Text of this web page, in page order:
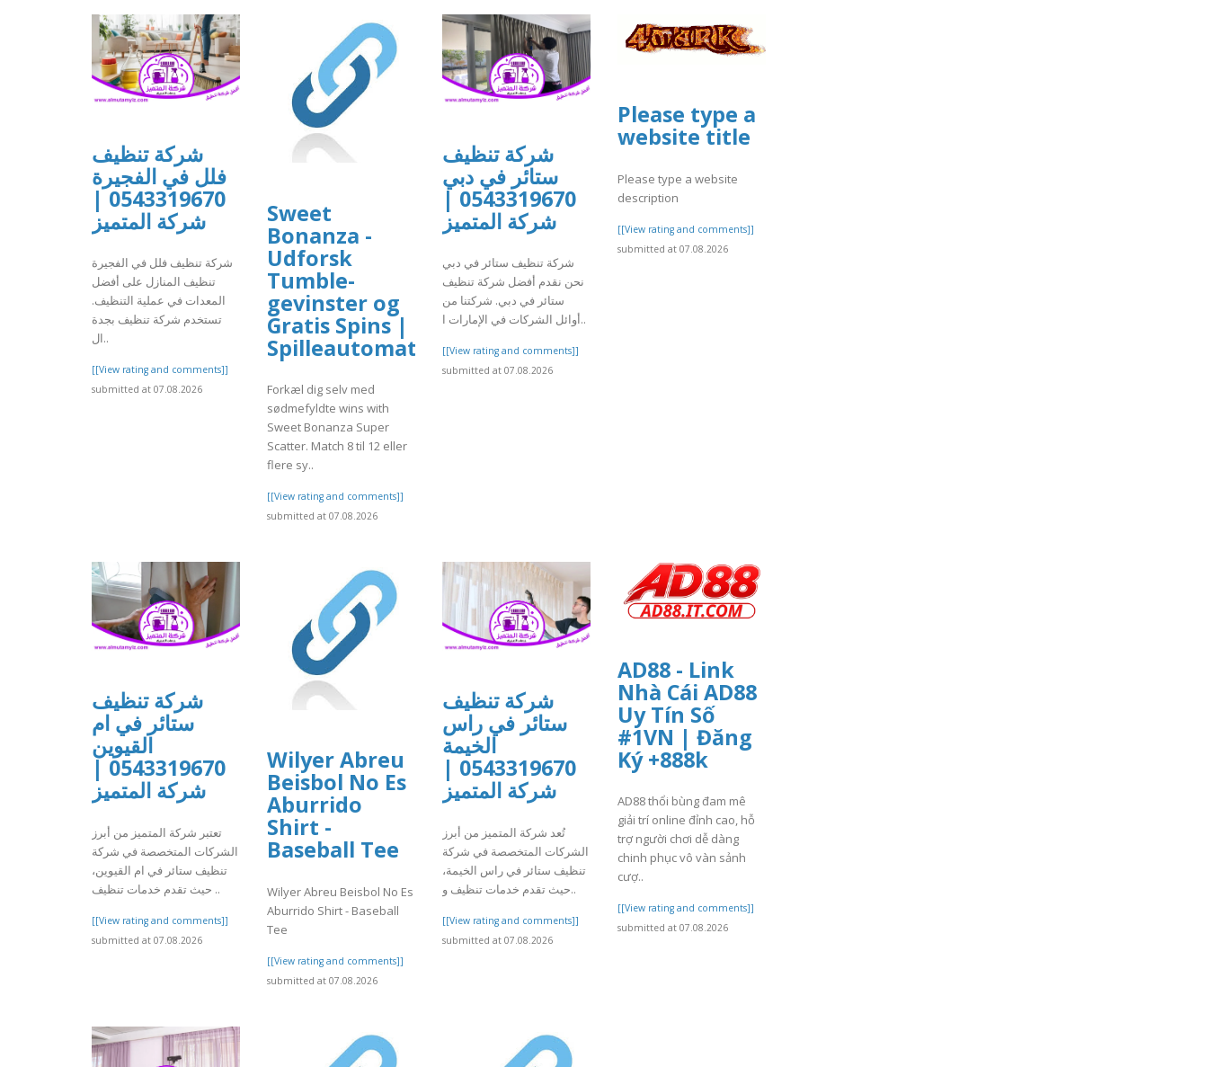
شركة تنظيف
فلل في الفجيرة
0543319670 |
شركة المتميز
شركة تنظيف فلل في الفجيرة
تنظيف المنازل على أفضل
المعدات في عملية التنظيف.
تستخدم شركة تنظيف بجدة
ال..
[[View rating and comments]]
submitted at 07.08.2026
Sweet
Bonanza -
Udforsk
Tumble-
gevinster og
Gratis Spins |
Spilleautomat
Forkæl dig selv med
sødmefyldte wins with
Sweet Bonanza Super
Scatter. Match 8 til 12 eller
flere sy..
[[View rating and comments]]
submitted at 07.08.2026
شركة تنظيف
ستائر في دبي
0543319670 |
شركة المتميز
شركة تنظيف ستائر في دبي
نحن نقدم أفضل شركة تنظيف
ستائر في دبي. شركتنا من
أوائل الشركات في الإمارات ا..
[[View rating and comments]]
submitted at 07.08.2026
Please type a
website title
Please type a website
description
[[View rating and comments]]
submitted at 07.08.2026
شركة تنظيف
ستائر في ام
القيوين
0543319670 |
شركة المتميز
تعتبر شركة المتميز من أبرز
الشركات المتخصصة في شركة
تنظيف ستائر في ام القيوين،
حيث تقدم خدمات تنظيف ..
[[View rating and comments]]
submitted at 07.08.2026
Wilyer Abreu
Beisbol No Es
Aburrido
Shirt -
Baseball Tee
Wilyer Abreu Beisbol No Es
Aburrido Shirt - Baseball
Tee
[[View rating and comments]]
submitted at 07.08.2026
شركة تنظيف
ستائر في راس
الخيمة
0543319670 |
شركة المتميز
تُعد شركة المتميز من أبرز
الشركات المتخصصة في شركة
تنظيف ستائر في راس الخيمة،
حيث تقدم خدمات تنظيف و..
[[View rating and comments]]
submitted at 07.08.2026
AD88 - Link
Nhà Cái AD88
Uy Tín Số
#1VN | Đăng
Ký +888k
AD88 thổi bùng đam mê
giải trí online đỉnh cao, hỗ
trợ người chơi dễ dàng
chinh phục vô vàn sảnh
cượ..
[[View rating and comments]]
submitted at 07.08.2026